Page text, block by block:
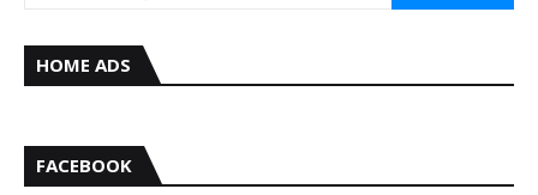
HOME ADS
FACEBOOK